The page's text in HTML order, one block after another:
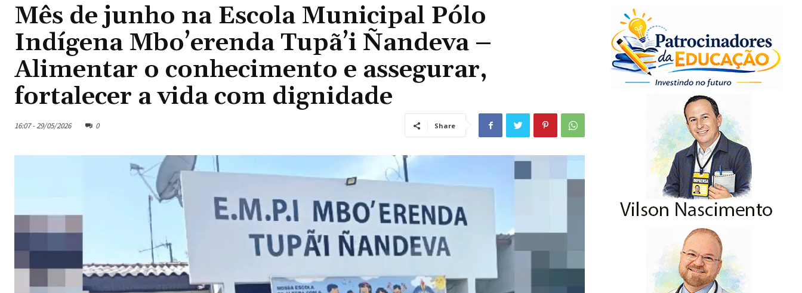
Mês de junho na Escola Municipal Pólo
Indígena Mbo’erenda Tupã’i Ñandeva –
Alimentar o conhecimento e assegurar,
fortalecer a vida com dignidade
16:07 - 29/05/2026 0 Share